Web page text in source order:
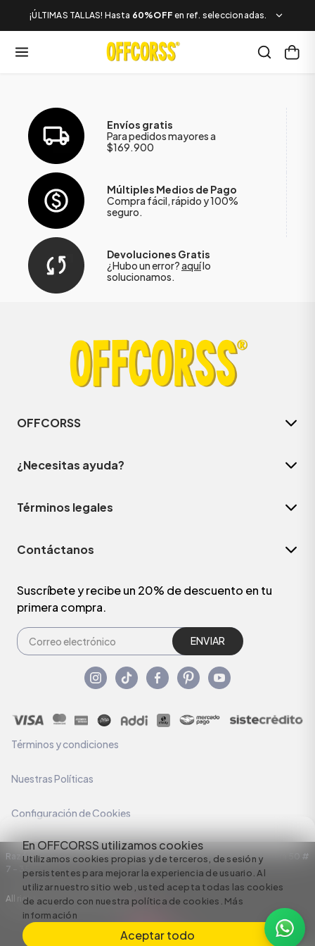
¡ÚLTIMAS TALLAS! Hasta 60%OFF en ref. seleccionadas.
En OFFCORSS utilizamos cookies
Utilizamos cookies propias y de terceros, de sesión y
persistentes para mejorar la experiencia de usuario. Al
utilizar nuestro sitio web, usted acepta todas las cookies
de acuerdo con nuestra política de cookies. Más
información
Aceptar todo
Envíos gratis
Para pedidos mayores a
$169.900
Múltiples Medios de Pago
Compra fácil, rápido y 100%
seguro.
Devoluciones Gratis
¿Hubo un error?aquílo
solucionamos.
OFFCORSS
¿Necesitas ayuda?
Términos legales
Contáctanos
Suscríbete y recibe un 20% de descuento en tu
primera compra.
ENVIAR
Términos y condiciones
Nuestras Políticas
Configuración de Cookies
Razón Social: C.I HERMECO S.A. NIT: 890924167-6 Dirección: Carrera 50 #
7 – 35
All rights reserved empowered by